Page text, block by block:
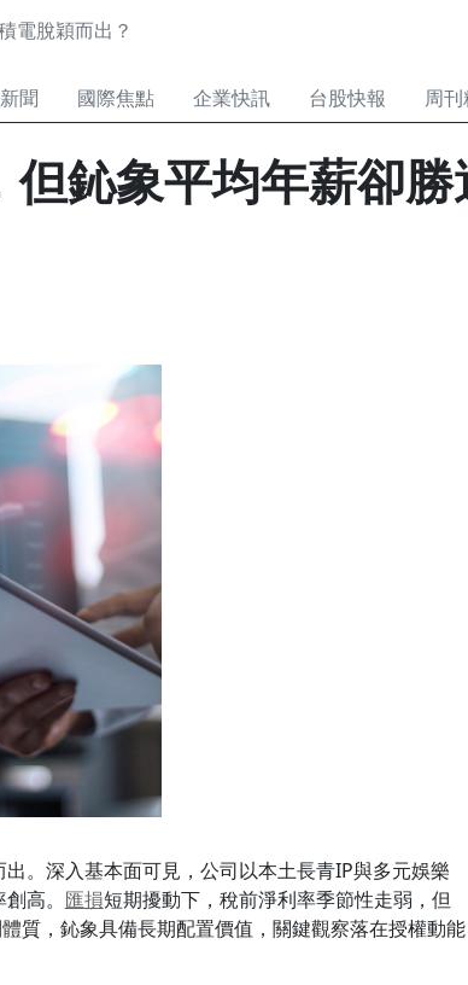
電脫穎而出？
聞 國際焦點 企業快訊 台股快報 周
鈊象平均年薪卻勝
。深入基本面可見，公司以本土長青IP與多元娛樂
高。 匯損短期擾動下，稅前淨利率季節性走弱，但
質，鈊象具備長期配置價值，關鍵觀察落在授權動能